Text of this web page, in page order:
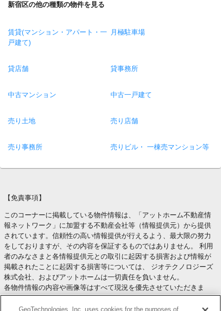
新宿区の他の種類の物件を見る
賃貸(マンション・アパート・一
戸建て)
月極駐車場
貸店舗 貸事務所
中古マンション 中古一戸建て
売り土地 売り店舗
売り事務所 売りビル・ 一棟売マンション等
【免責事項】
このコーナーに掲載している物件情報は、「アットホーム不動産情
報ネットワーク」に加盟する不動産会社等（情報提供元）から提供
されています。信頼性の高い情報提供が行えるよう、最大限の努力
をしておりますが、その内容を保証するものではありません。 利用
者のみなさまと各情報提供元との取引に起因する損害および情報が
掲載されたことに起因する損害等については、 ジオテクノロジーズ
株式会社、およびアットホームは一切責任を負いません。
各物件情報の内容や画像等はすべて現況を優先させていただきま
す。
お取引等（お取引の準備、資金調達等を含みます）の際には、内容
GeoTechnologies, Inc. uses cookies for the purposes of